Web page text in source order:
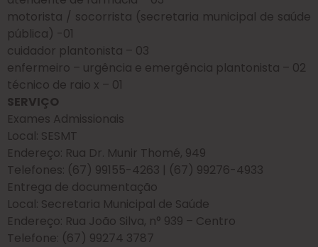
motorista / socorrista (secretaria municipal de saúde
pública) -01
cuidador plantonista – 03
enfermeiro – urgência e emergência plantonista – 02
técnico de raio x – 01
SERVIÇO
Exames Admissionais
Local: SESMT
Endereço: Rua Dr. Munir Thomé, 949
Telefones: (67) 99155-4263 | (67) 99276-4933
Entrega de documentação
Local: Secretaria Municipal de Saúde
Endereço: Rua João Silva, n° 939 – Centro
Telefone: (67) 99274 3787